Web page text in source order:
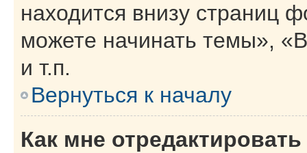
находится внизу
можете начинать темы»,
и т.п.
Вернуться к началу
Как мне